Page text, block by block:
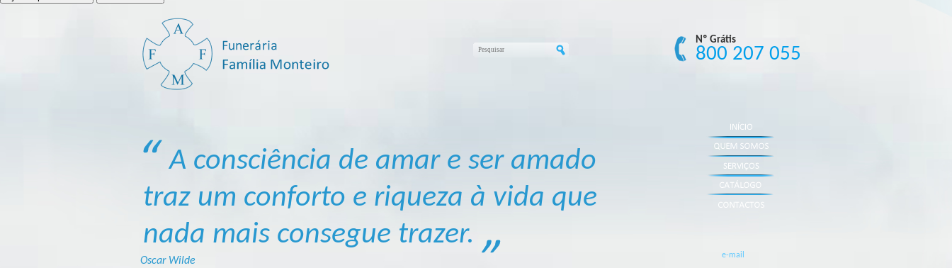
Nº Grátis
800 207 055
A consciência de amar e ser amado
traz um conforto e riqueza à vida que
nada mais consegue trazer.
Oscar Wilde